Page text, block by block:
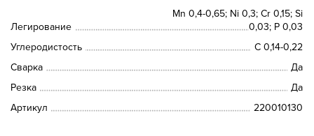
Легирование
Mn 0,4-0,65; Ni 0,3; Cr 0,15; Si
0,03; P 0,03
Углеродистость
С 0,14-0,22
Сварка
Да
Резка
Да
Артикул
220010130